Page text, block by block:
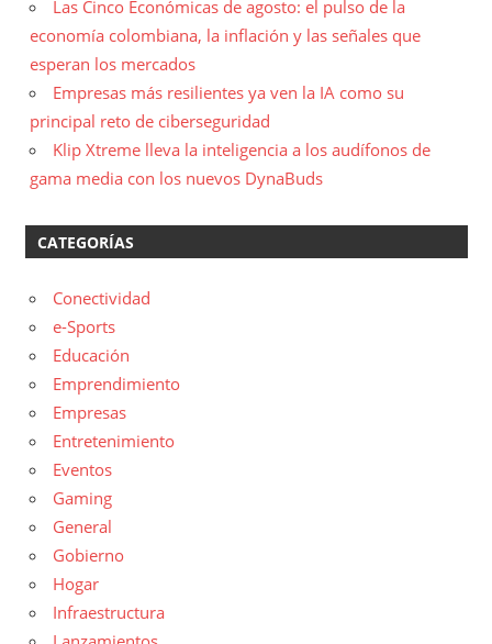
Las Cinco Económicas de agosto: el pulso de la
economía colombiana, la inflación y las señales que
esperan los mercados
Empresas más resilientes ya ven la IA como su
principal reto de ciberseguridad
Klip Xtreme lleva la inteligencia a los audífonos de
gama media con los nuevos DynaBuds
CATEGORÍAS
Conectividad
e-Sports
Educación
Emprendimiento
Empresas
Entretenimiento
Eventos
Gaming
General
Gobierno
Hogar
Infraestructura